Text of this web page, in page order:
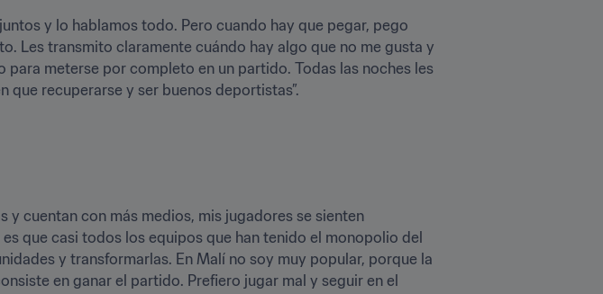
y lo hablamos todo. Pero cuando hay que pegar, pego
Les transmito claramente cuándo hay algo que no me gusta y
meterse por completo en un partido. Todas las noches les
recuperarse y ser buenos deportistas”.
y cuentan con más medios, mis jugadores se sienten
que casi todos los equipos que han tenido el monopolio del
y transformarlas. En Malí no soy muy popular, porque la
en ganar el partido. Prefiero jugar mal y seguir en el